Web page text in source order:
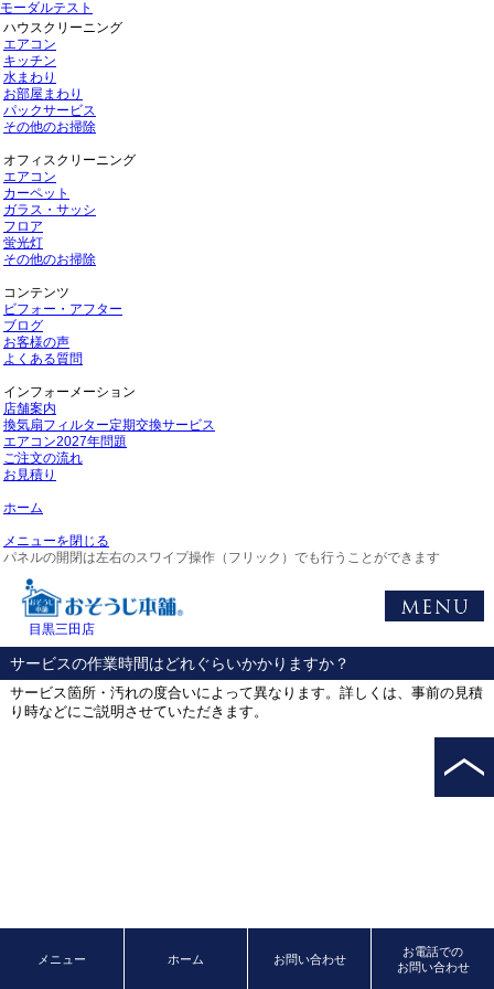
モーダルテスト
ハウスクリーニング
エアコン
キッチン
水まわり
お部屋まわり
パックサービス
その他のお掃除
オフィスクリーニング
エアコン
カーペット
ガラス・サッシ
フロア
蛍光灯
その他のお掃除
コンテンツ
ビフォー・アフター
ブログ
お客様の声
よくある質問
インフォーメーション
店舗案内
換気扇フィルター定期交換サービス
エアコン2027年問題
ご注文の流れ
お見積り
ホーム
メニューを閉じる
パネルの開閉は左右のスワイプ操作（フリック）でも行うことができます
目黒三田店
サービスの作業時間はどれぐらいかかりますか？
サービス箇所・汚れの度合いによって異なります。詳しくは、事前の見積
り時などにご説明させていただきます。
メニュー ホーム お問い合わせ
お電話での
お問い合わせ